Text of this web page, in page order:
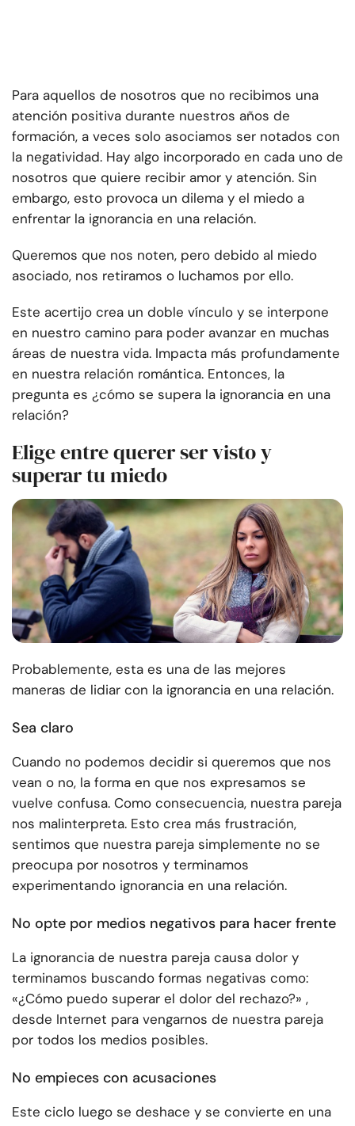
Para aquellos de nosotros que no recibimos una
atención positiva durante nuestros años de
formación, a veces solo asociamos ser notados con
la negatividad. Hay algo incorporado en cada uno de
nosotros que quiere recibir amor y atención. Sin
embargo, esto provoca un dilema y el miedo a
enfrentar la ignorancia en una relación.
Queremos que nos noten, pero debido al miedo
asociado, nos retiramos o luchamos por ello.
Este acertijo crea un doble vínculo y se interpone
en nuestro camino para poder avanzar en muchas
áreas de nuestra vida. Impacta más profundamente
en nuestra relación romántica. Entonces, la
pregunta es ¿cómo se supera la ignorancia en una
relación?
Elige entre querer ser visto y
superar tu miedo
Probablemente, esta es una de las mejores
maneras de lidiar con la ignorancia en una relación.
Sea claro
Cuando no podemos decidir si queremos que nos
vean o no, la forma en que nos expresamos se
vuelve confusa. Como consecuencia, nuestra pareja
nos malinterpreta. Esto crea más frustración,
sentimos que nuestra pareja simplemente no se
preocupa por nosotros y terminamos
experimentando ignorancia en una relación.
No opte por medios negativos para hacer frente
La ignorancia de nuestra pareja causa dolor y
terminamos buscando formas negativas como:
«¿Cómo puedo superar el dolor del rechazo?» ,
desde Internet para vengarnos de nuestra pareja
por todos los medios posibles.
No empieces con acusaciones
Este ciclo luego se deshace y se convierte en una